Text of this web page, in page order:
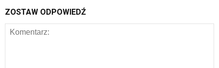
ZOSTAW ODPOWIEDŹ